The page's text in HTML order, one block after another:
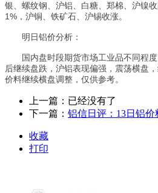
银、螺纹钢、沪铝、白糖、郑棉、沪镍
1%，沪铜、铁矿石、沪锡收涨。
明日铝价分析：
国内盘时段期货市场工业品不同程度
后继续盘跌，沪铝表现偏强，震荡横盘
价料继续横盘调整，仅供参考。
上一篇：已经没有了
下一篇： 铝信日评：13日铝价
收藏
打印